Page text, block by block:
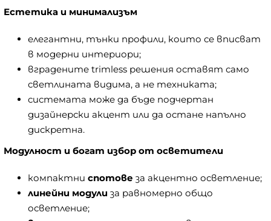
Естетика и минимализъм
елегантни, тънки профили, които се вписват
в модерни интериори;
вградените trimless решения оставят само
светлината видима, а не техниката;
системата може да бъде подчертан
дизайнерски акцент или да остане напълно
дискретна.
Модулност и богат избор от осветители
компактни спотове за акцентно осветление;
линейни модули за равномерно общо
осветление;